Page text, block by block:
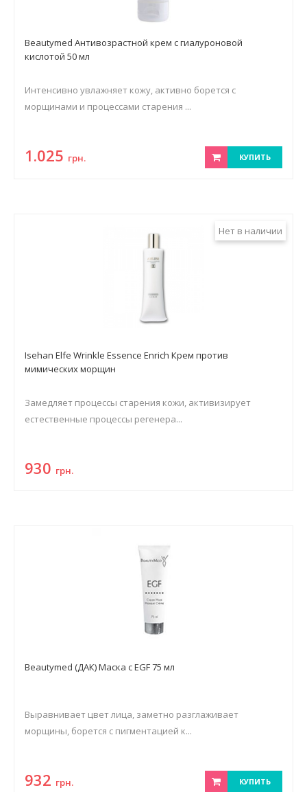
Beautymed Антивозрастной крем с гиалуроновой
кислотой 50 мл
Интенсивно увлажняет кожу, активно борется с
морщинами и процессами старения ...
1.025 грн. КУПИТЬ
Нет в наличии
Isehan Elfe Wrinkle Essence Enrich Крем против
мимических морщин
Замедляет процессы старения кожи, активизирует
естественные процессы регенера...
930 грн.
Beautymed (ДАК) Маска с EGF 75 мл
Выравнивает цвет лица, заметно разглаживает
морщины, борется с пигментацией к...
932 грн. КУПИТЬ